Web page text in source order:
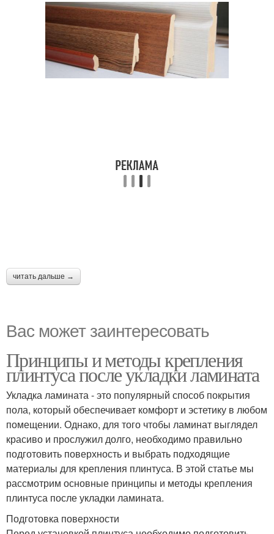
читать дальше →
Вас может заинтересовать
Принципы и методы крепления
плинтуса после укладки ламината
Укладка ламината - это популярный способ покрытия
пола, который обеспечивает комфорт и эстетику в любом
помещении. Однако, для того чтобы ламинат выглядел
красиво и прослужил долго, необходимо правильно
подготовить поверхность и выбрать подходящие
материалы для крепления плинтуса. В этой статье мы
рассмотрим основные принципы и методы крепления
плинтуса после укладки ламината.
Подготовка поверхности